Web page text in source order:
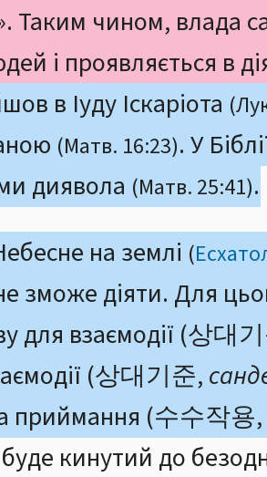
Таким чином, влада
і проявляється в
в Іуду Іскаріота
(Матв. 16:23). У
диявола (Матв. 25:41).
на землі (
зможе діяти. Для
для взаємодії (상대
(상대기준,
приймання (수수작용,
кинутий до